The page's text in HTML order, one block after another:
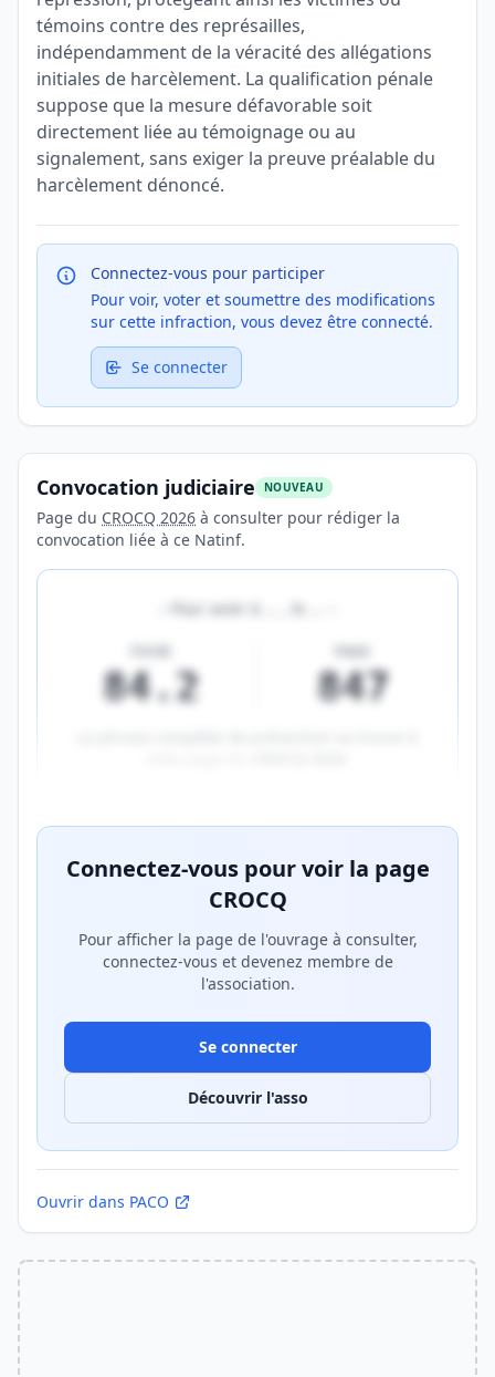
témoins contre des représailles,
indépendamment de la véracité des allégations
initiales de harcèlement. La qualification pénale
suppose que la mesure défavorable soit
directement liée au témoignage ou au
signalement, sans exiger la preuve préalable du
harcèlement dénoncé.
Connectez-vous pour participer
Pour voir, voter et soumettre des modifications
sur cette infraction, vous devez être connecté.
Se connecter
Convocation judiciaire NOUVEAU
Page du CROCQ 2026 à consulter pour rédiger la
convocation liée à ce Natinf.
Pour avoir à
84.2 847
Connectez-vous pour voir la page
CROCQ
Pour afficher la page de l'ouvrage à consulter,
connectez-vous et devenez membre de
l'association.
Se connecter
Découvrir l'asso
Ouvrir dans PACO